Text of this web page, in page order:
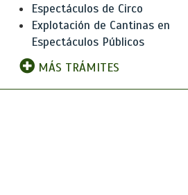
Espectáculos de Circo
Explotación de Cantinas en
Espectáculos Públicos
MÁS TRÁMITES